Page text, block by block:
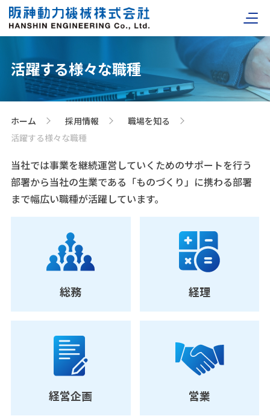
活躍する様々な職種
ホーム 採用情報 職場を知る
活躍する様々な職種
当社では事業を継続運営していくためのサポートを行う
部署から当社の生業である「ものづくり」に携わる部署
まで幅広い職種が活躍しています。
総務 経理
経営企画 営業